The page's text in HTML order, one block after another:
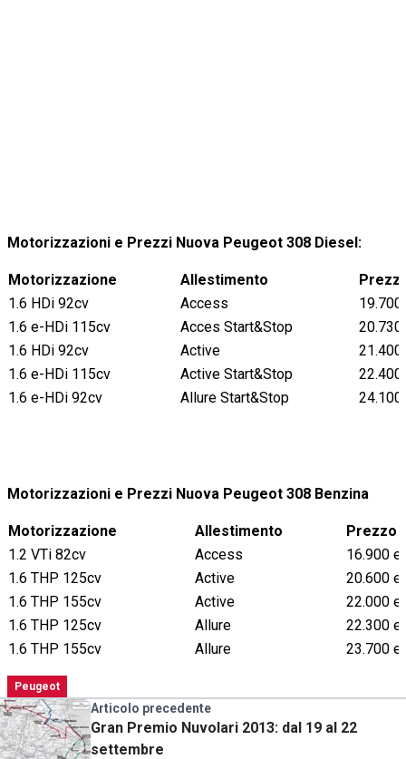
Motorizzazioni e Prezzi Nuova Peugeot 308 Diesel:
Motorizzazione Allestimento
1.6 HDi 92cv
Access
19.700
1.6 e-HDi 115cv
Acces Start&Stop
20.730
1.6 HDi 92cv
Active
21.400
1.6 e-HDi 115cv
Active Start&Stop
22.400
1.6 e-HDi 92cv
Allure Start&Stop 24.100
Motorizzazioni e Prezzi Nuova Peugeot 308 Benzina
Motorizzazione Allestimento
Prezzo
1.2 VTi 82cv
Access
16.900
1.6 THP 125cv
Active
20.600
1.6 THP 155cv
Active
22.000
1.6 THP 125cv
Allure
22.300
1.6 THP 155cv
Allure 23.700
Peugeot
Articolo precedente
Gran Premio Nuvolari 2013: dal 19 al 22
settembre